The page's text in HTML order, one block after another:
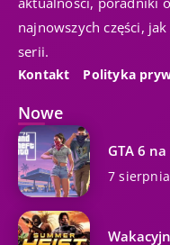
najnowszych części,
serii.
Kontakt Polityka
Nowe
GTA 6
7